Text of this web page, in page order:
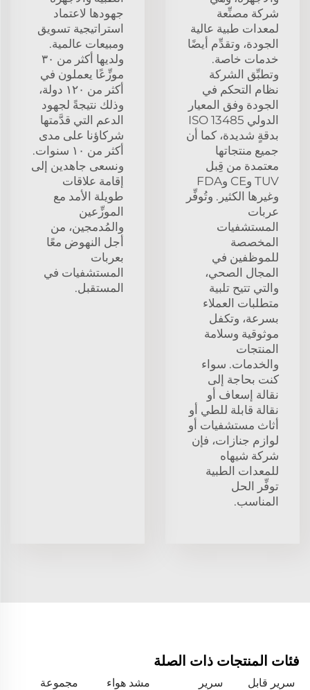
شركة مصنِّعة
لمعدات طبية عالية
الجودة، وتقدِّم أيضًا
خدمات خاصة.
وتطبِّق الشركة
نظام التحكم في
الجودة وفق المعيار
الدولي ISO 13485
بدقةٍ شديدة، كما أن
جميع منتجاتها
معتمدة من قِبل
TUV وCE وFDA
وغيرها الكثير. وتُوفِّر
عربات
المستشفيات
المخصصة
للموظفين في
المجال الصحي،
والتي تتيح تلبية
متطلبات العملاء
بسرعة، وتكفل
موثوقية وسلامة
المنتجات
والخدمات. سواء
كنت بحاجة إلى
نقالة إسعاف أو
نقالة قابلة للطي أو
أثاث مستشفيات أو
لوازم جنازات، فإن
شركة شيهاه
للمعدات الطبية
توفِّر الحل
المناسب.
جهودها لاعتماد
استراتيجية تسويق
ومبيعات عالمية.
ولديها أكثر من ٣٠
موزِّعًا يعملون في
أكثر من ١٢٠ دولة،
وذلك نتيجةً لجهود
الدعم التي قدَّمتها
شركاؤنا على مدى
أكثر من ١٠ سنوات.
ونسعى جاهدين إلى
إقامة علاقات
طويلة الأمد مع
الموزِّعين
والمُدمجين، من
أجل النهوض معًا
بعربات
المستشفيات في
المستقبل.
فئات المنتجات ذات الصلة
سرير قابل
سرير
مشد هواء
مجموعة